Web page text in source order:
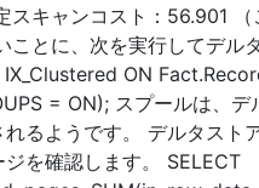
キャンコスト：56.901
とに、次を実行してデル
IX_Clustered ON
= ON); スプールは、
るようです。 デルタスト
を確認します。 SELECT